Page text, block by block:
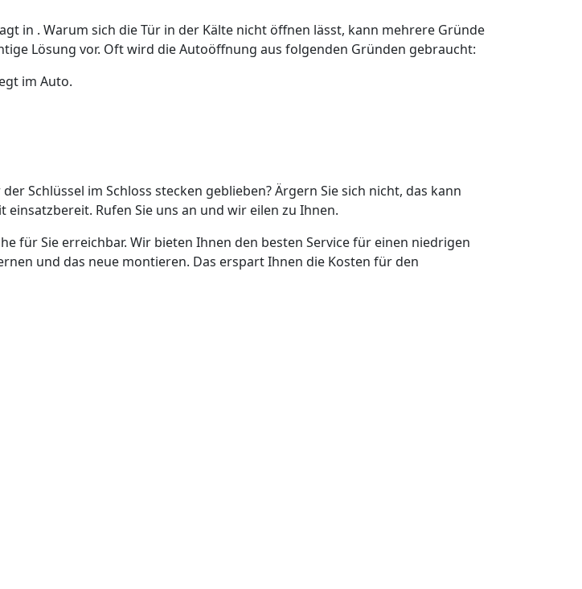
in . Warum sich die Tür in der Kälte nicht öffnen lässt, kann mehrere Gründe
Lösung vor. Oft wird die Autoöffnung aus folgenden Gründen gebraucht:
im Auto.
Schlüssel im Schloss stecken geblieben? Ärgern Sie sich nicht, das kann
Rufen Sie uns an und wir eilen zu Ihnen.
für Sie erreichbar. Wir bieten Ihnen den besten Service für einen niedrigen
und das neue montieren. Das erspart Ihnen die Kosten für den